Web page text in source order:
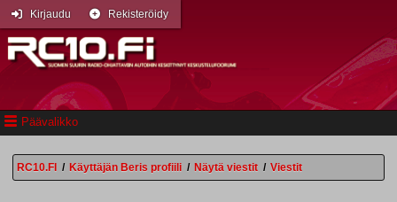
Päävalikko
Kirjaudu Rekisteröidy
RC10.FI / Käyttäjän Beris profiili / Näytä viestit / Viestit